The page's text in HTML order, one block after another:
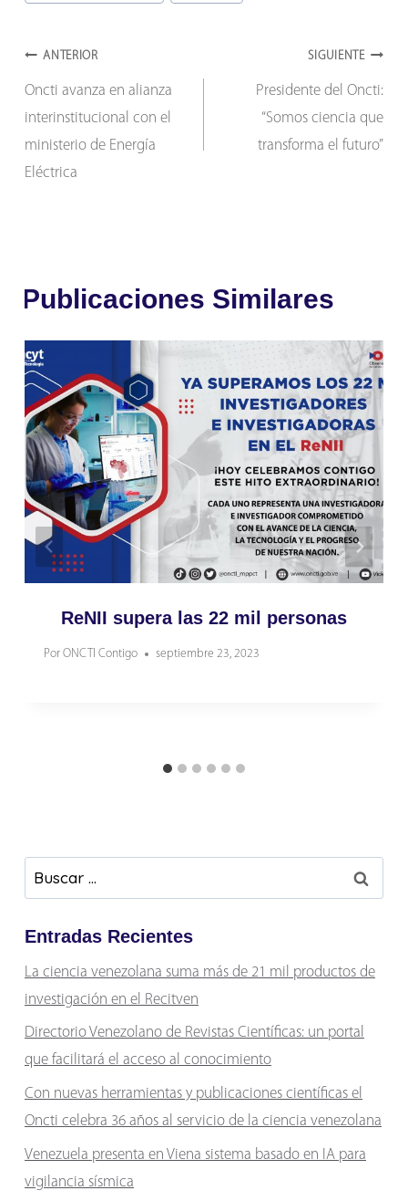
Navegación
de
entradas
ANTERIOR
Oncti avanza en alianza
interinstitucional con el
ministerio de Energía
Eléctrica
SIGUIENTE
Presidente del Oncti:
“Somos ciencia que
transforma el futuro”
Publicaciones Similares
ReNII supera las 22 mil personas
Por ONCTI Contigo septiembre 23, 2023
Buscar:
Entradas Recientes
La ciencia venezolana suma más de 21 mil productos de
investigación en el Recitven
Directorio Venezolano de Revistas Científicas: un portal
que facilitará el acceso al conocimiento
Con nuevas herramientas y publicaciones científicas el
Oncti celebra 36 años al servicio de la ciencia venezolana
Venezuela presenta en Viena sistema basado en IA para
vigilancia sísmica